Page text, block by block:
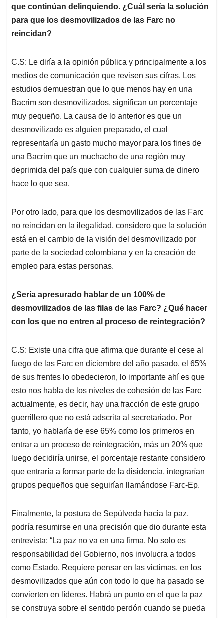
que continúan delinquiendo. ¿Cuál sería la solución
para que los desmovilizados de las Farc no
reincidan?
C.S: Le diría a la opinión pública y principalmente a los
medios de comunicación que revisen sus cifras. Los
estudios demuestran que lo que menos hay en una
Bacrim son desmovilizados, significan un porcentaje
muy pequeño. La causa de lo anterior es que un
desmovilizado es alguien preparado, el cual
representaría un gasto mucho mayor para los fines de
una Bacrim que un muchacho de una región muy
deprimida del país que con cualquier suma de dinero
hace lo que sea.
Por otro lado, para que los desmovilizados de las Farc
no reincidan en la ilegalidad, considero que la solución
está en el cambio de la visión del desmovilizado por
parte de la sociedad colombiana y en la creación de
empleo para estas personas.
¿Sería apresurado hablar de un 100% de
desmovilizados de las filas de las Farc? ¿Qué hacer
con los que no entren al proceso de reintegración?
C.S: Existe una cifra que afirma que durante el cese al
fuego de las Farc en diciembre del año pasado, el 65%
de sus frentes lo obedecieron, lo importante ahí es que
esto nos habla de los niveles de cohesión de las Farc
actualmente, es decir, hay una fracción de este grupo
guerrillero que no está adscrita al secretariado. Por
tanto, yo hablaría de ese 65% como los primeros en
entrar a un proceso de reintegración, más un 20% que
luego decidiría unirse, el porcentaje restante considero
que entraría a formar parte de la disidencia, integrarían
grupos pequeños que seguirían llamándose Farc-Ep.
Finalmente, la postura de Sepúlveda hacia la paz,
podría resumirse en una precisión que dio durante esta
entrevista: “La paz no va en una firma. No solo es
responsabilidad del Gobierno, nos involucra a todos
como Estado. Requiere pensar en las victimas, en los
desmovilizados que aún con todo lo que ha pasado se
convierten en líderes. Habrá un punto en el que la paz
se construya sobre el sentido perdón cuando se pueda